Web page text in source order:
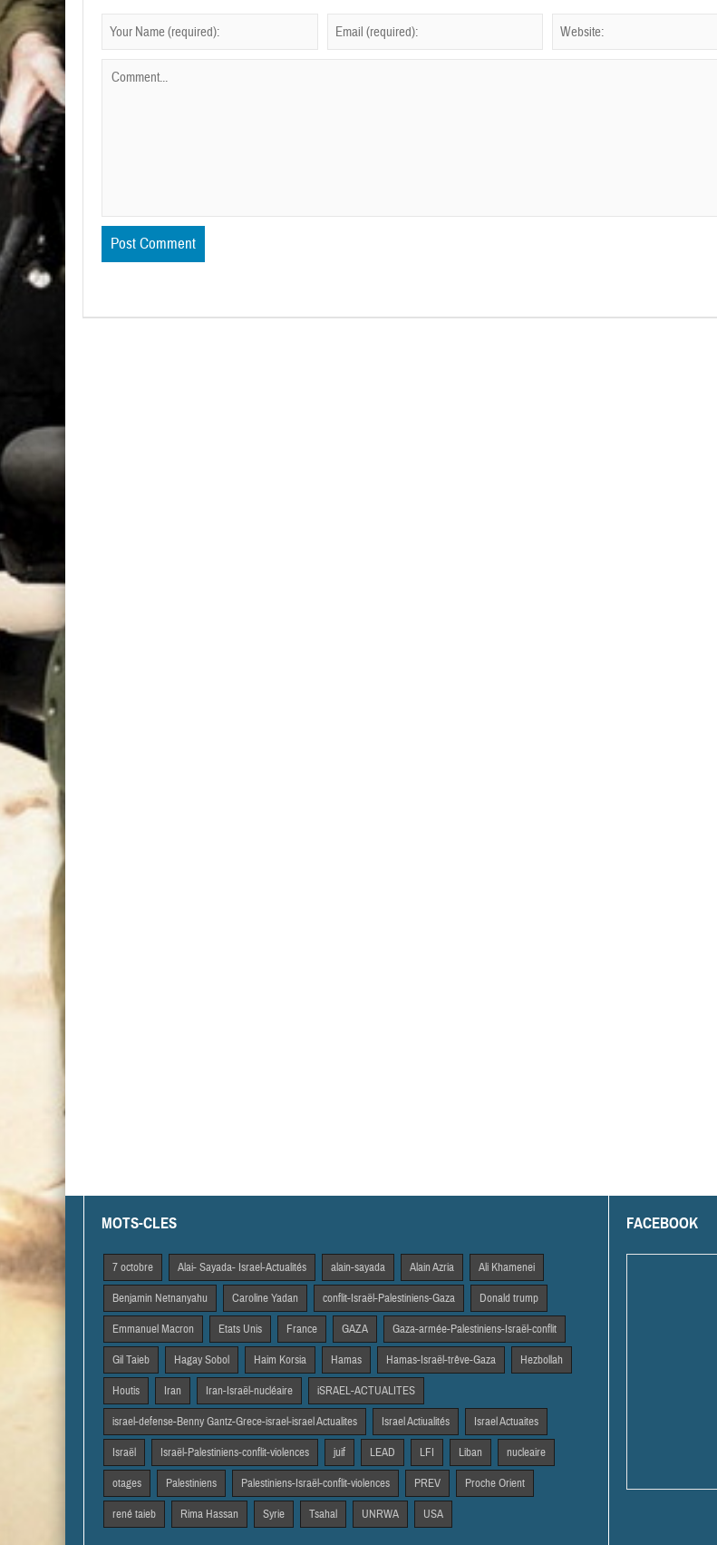
MOTS-CLES
7 octobre Alai- Sayada- Israel-Actualités alain-sayada Alain Azria Ali Khamenei
Benjamin Netnanyahu Caroline Yadan conflit-Israël-Palestiniens-Gaza Donald trump
Emmanuel Macron Etats Unis France GAZA Gaza-armée-Palestiniens-Israël-conflit
Gil Taieb Hagay Sobol Haim Korsia Hamas Hamas-Israël-trêve-Gaza Hezbollah
Houtis Iran Iran-Israël-nucléaire iSRAEL-ACTUALITES
israel-defense-Benny Gantz-Grece-israel-israel Actualites Israel Actiualités Israel Actuaites
Israël Israël-Palestiniens-conflit-violences juif LEAD LFI Liban nucleaire
otages Palestiniens Palestiniens-Israël-conflit-violences PREV Proche Orient
rené taieb Rima Hassan Syrie Tsahal UNRWA USA
FACEBOOK